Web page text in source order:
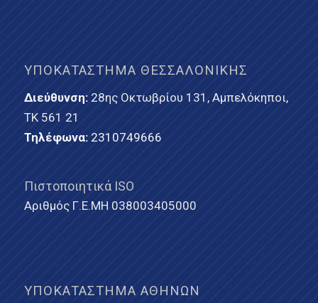
ΥΠΟΚΑΤΆΣΤΗΜΑ ΘΕΣΣΑΛΟΝΊΚΗΣ
Διεύθυνση:28ης Οκτωβρίου 131, Αμπελόκηποι,
ΤΚ 561 21
Τηλέφωνα: 2310749666
Πιστοποιητικά ISO
Αριθμός Γ.Ε.ΜΗ 038003405000
ΥΠΟΚΑΤΆΣΤΗΜΑ ΑΘΗΝΏΝ